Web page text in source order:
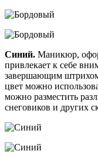
Синий. Маникюр,
привлекает к себе
завершающим
цвет можно
можно разместить
снеговиков и других